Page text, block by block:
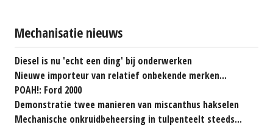
Mechanisatie nieuws
Diesel is nu 'echt een ding' bij onderwerken
Nieuwe importeur van relatief onbekende merken...
POAH!: Ford 2000
Demonstratie twee manieren van miscanthus hakselen
Mechanische onkruidbeheersing in tulpenteelt steeds...